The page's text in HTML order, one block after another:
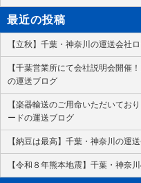
最近の投稿
【立秋】千葉・神奈川の運送会社
【千葉営業所にて会社説明会開催
の運送ブログ
【楽器輸送のご用命いただいてお
ードの運送ブログ
【納豆は最高】千葉・神奈川の運
【令和８年熊本地震】千葉・神奈